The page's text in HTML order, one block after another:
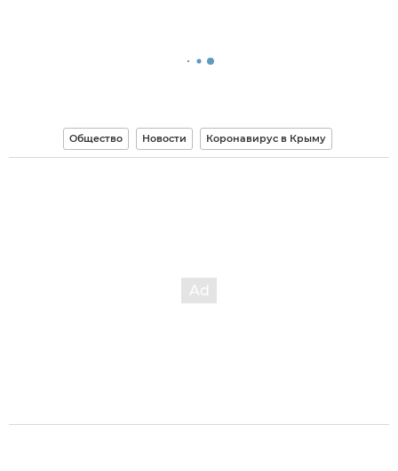
Общество Новости Коронавирус в Крыму